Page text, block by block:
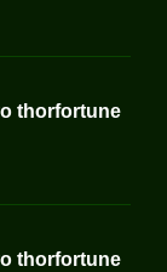
thorfortune
thorfortune